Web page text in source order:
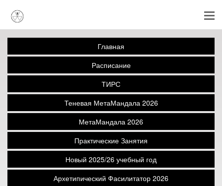
Главная
Расписание
ТИРС
Теневая МетаМандала 2026
МетаМандала 2026
Практические Занятия
Новый 2025/26 учебный год
Архетипический Фасилитатор 2026